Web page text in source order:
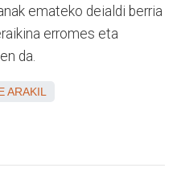
emateko deialdi berria
erromes eta
da.
ARAKIL